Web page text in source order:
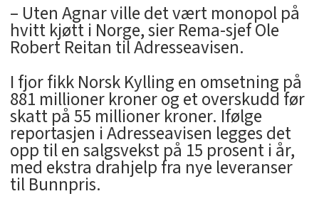
– Uten Agnar ville det vært monopol på
hvitt kjøtt i Norge, sier Rema-sjef Ole
Robert Reitan til Adresseavisen.
I fjor fikk Norsk Kylling en omsetning på
881 millioner kroner og et overskudd før
skatt på 55 millioner kroner. Ifølge
reportasjen i Adresseavisen legges det
opp til en salgsvekst på 15 prosent i år,
med ekstra drahjelp fra nye leveranser
til Bunnpris.